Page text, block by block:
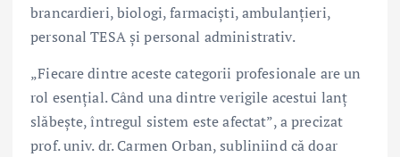
brancardieri, biologi, farmaciști, ambulanțieri,
personal TESA și personal administrativ.
„Fiecare dintre aceste categorii profesionale are un
rol esențial. Când una dintre verigile acestui lanț
slăbește, întregul sistem este afectat”, a precizat
prof. univ. dr.Carmen Orban, subliniind că doar